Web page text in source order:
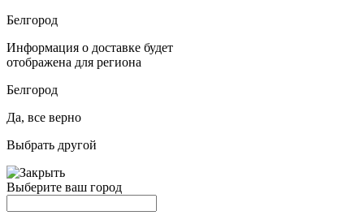
Белгород
Информация о доставке будет
отображена для региона
Белгород
Да, все верно
Выбрать другой
Выберите ваш город